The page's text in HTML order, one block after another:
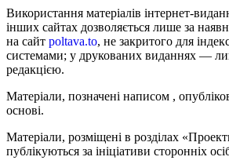
Використання матеріалів інтернет-
інших сайтах дозволяється лише за
на сайт poltava.to, не закритого для
системами; у друкованих виданнях —
редакцією.
Матеріали, позначені написом ,
основі.
Матеріали, розміщені в розділах
публікуються за ініціативи сторонніх